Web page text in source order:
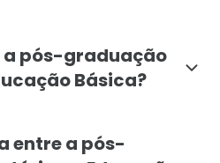
a pós-graduação
Básica?
entre a pós-